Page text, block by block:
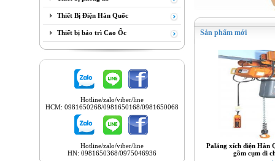
Thiết Bị Điện Hàn Quốc
Thiết bị bảo trì Cao Ốc
Hotline/zalo/viber/line
HCM: 0981650268/0981650168/0981650068
Hotline/zalo/viber/line
HN: 0981650368/0975046936
Sản phẩm mới
Palăng xích điện Hàn
gồm cụm di